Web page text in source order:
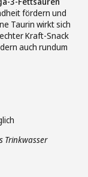
fördern und
Taurin wirkt sich
Kraft-Snack
auch rundum
Trinkwasser